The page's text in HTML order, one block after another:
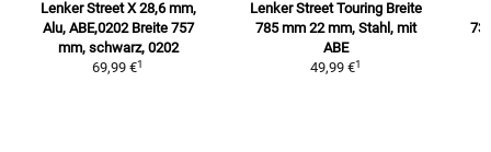
Lenker Street X 28,6 mm,
Alu, ABE,0202 Breite 757
mm, schwarz, 0202
69,99 €1
Lenker Street Touring Breite
785 mm 22 mm, Stahl, mit
ABE
49,99 €1